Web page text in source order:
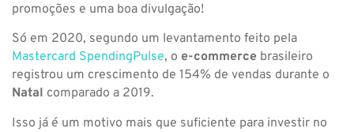
promoções e uma boa divulgação!
Só em 2020, segundo um levantamento feito pela
Mastercard SpendingPulse, o e-commerce brasileiro
registrou um crescimento de 154% de vendas durante o
Natal comparado a 2019.
Isso já é um motivo mais que suficiente para investir no